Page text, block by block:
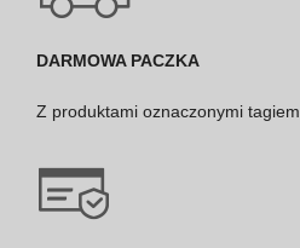
DARMOWA PACZKA
Z produktami oznaczonymi tagiem